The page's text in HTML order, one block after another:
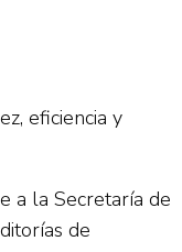
eficiencia y
a la Secretaría de
de